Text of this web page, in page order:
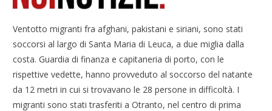
Ventotto migranti fra afghani, pakistani e siriani, sono stati
soccorsi al largo di Santa Maria di Leuca, a due miglia dalla
costa. Guardia di finanza e capitaneria di porto, con le
rispettive vedette, hanno provveduto al soccorso del natante
da 12 metri in cui si trovavano le 28 persone in difficoltà. I
migranti sono stati trasferiti a Otranto, nel centro di prima